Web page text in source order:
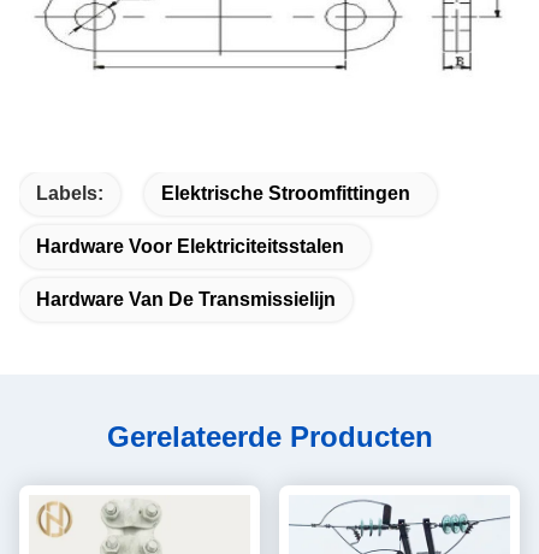
Labels: Elektrische Stroomfittingen
Hardware Voor Elektriciteitsstalen
Hardware Van De Transmissielijn
Gerelateerde Producten